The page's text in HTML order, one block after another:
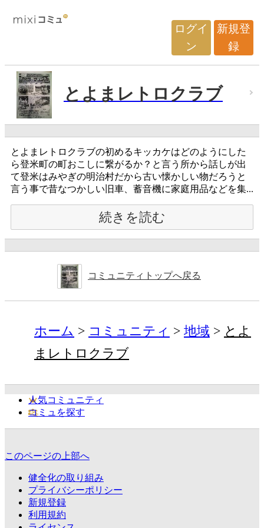
ログイ
ン
新規登
録
とよまレトロクラブ
とよまレトロクラブの初めるキッカケはどのようにした
ら登米町の町おこしに繋がるか？と言う所から話しが出
て登米はみやぎの明治村だから古い懐かしい物だろうと
言う事で昔なつかしい旧車、蓄音機に家庭用品などを集...
続きを読む
コミュニティトップへ戻る
ホーム コミュニティ 地域
とよ
まレトロクラブ
人気コミュニティ
コミュを探す
このページの上部へ
健全化の取り組み
プライバシーポリシー
新規登録
利用規約